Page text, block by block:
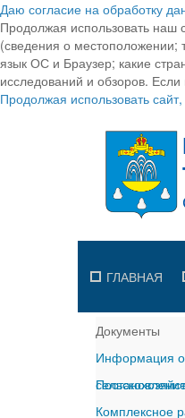
Даю согласие на обработку
Продолжая использовать наш
(сведения о местоположении;
язык ОС и Браузер; какие
исследований и обзоров.
Продолжая использовать
ГЛАВНАЯ
Документы
Информация о
Комплексное